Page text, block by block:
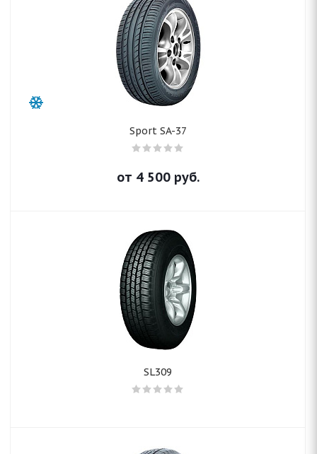
Sport SA-37
от 4 500руб.
SL309